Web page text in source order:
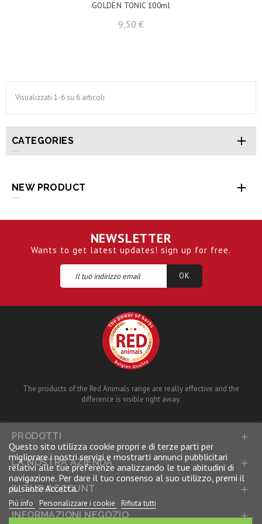
GOLDEN TONIC 100ml
9,50 €
Visualizzati 1-6 su 6 articoli
CATEGORIES 
NEW PRODUCT 
NEWSLETTER
Wants to get latest updates! sign up for free.
The products of the Red Animals range are really effective and the
difference is visible right away.
PRODOTTI 
LA NOSTRA AZIENDA 
IL TUO ACCOUNT 
INFORMAZIONI NEGOZIO 
Questo sito utilizza cookie propri e di terze parti per
migliorare i nostri servizi e mostrarti annunci pubblicitari
relativi alle tue preferenze analizzando le tue abitudini di
navigazione. Per dare il tuo consenso al suo utilizzo, premi il
pulsante Accetta.
Piú info Personalizzare i cookie Rifiuta tutti